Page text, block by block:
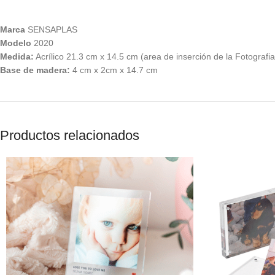
Marca SENSAPLAS
Modelo 2020
Medida: Acrílico 21.3 cm x 14.5 cm (area de inserción de la
Base de madera: 4 cm x 2cm x 14.7 cm
Productos relacionados